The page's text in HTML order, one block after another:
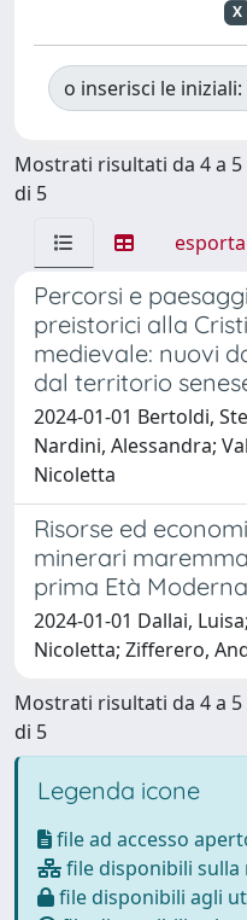
X
o inserisci le iniziali:
Mostrati risultati da 4 a 5
di 5
Percorsi e
preistorici alla
medievale: nuovi
dal territorio
2024-01-01 Bertoldi,
Nardini, Alessandra;
Nicoletta
Risorse ed
minerari
prima Età Moderna
2024-01-01 Dallai,
Nicoletta; Zifferero,
Mostrati risultati da 4 a 5
di 5
Legenda icone
file ad accesso
file disponibili sulla
file disponibili agli